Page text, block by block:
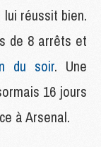
réussit bien.
de 8 arrêts et
du soir. Une
16 jours
à Arsenal.